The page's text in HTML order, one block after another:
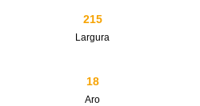
215
Largura
18
Aro